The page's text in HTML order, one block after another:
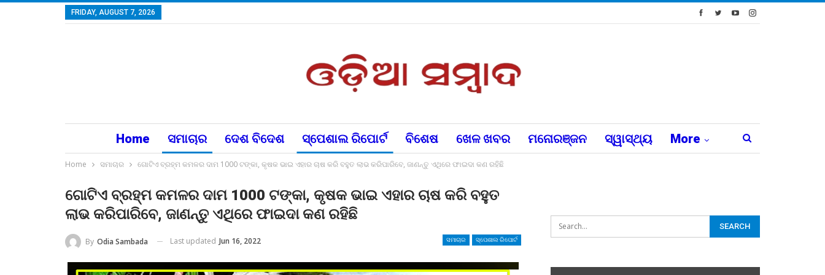
FRIDAY, AUGUST 7, 2026
Home ସମାଚାର ଦେଶ ବିଦେଶ ସ୍ପେଶାଲ ରିପୋର୍ଟ ବିଶେଷ ଖେଳ ଖବର ମନୋରଞ୍ଜନ ସ୍ୱାସ୍ଥ୍ୟ More
Home ସମାଚାର ଗୋଟିଏ ବ୍ରହ୍ମ କମଳର ଦାମ 1000 ଟଙ୍କା, କୃଷକ ଭାଇ ଏହାର ଚାଷ କରି ବହୁତ ଲାଭ କରିପାରିବେ, ଜାଣନ୍ତୁ ଏଥିରେ ଫାଇଦା କଣ ରହିଛି
ଗୋଟିଏ ବ୍ରହ୍ମ କମଳର ଦାମ 1000 ଟଙ୍କା, କୃଷକ ଭାଇ ଏହାର ଚାଷ କରି ବହୁତ
ଲାଭ କରିପାରିବେ, ଜାଣନ୍ତୁ ଏଥିରେ ଫାଇଦା କଣ ରହିଛି
ସମାଚାର ସ୍ପେଶାଲ ରିପୋର୍ଟ
By Odia Sambada Last updated Jun 16, 2022